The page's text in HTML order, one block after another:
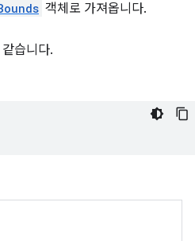
객체로 가져옵니다.
습니다.